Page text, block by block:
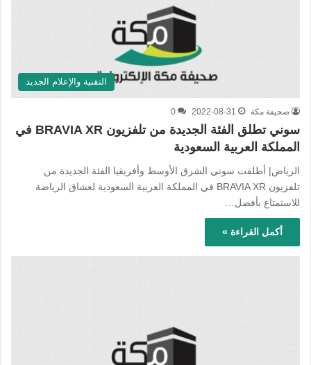
التقنية والإعلام الجديد
صحيفة مكة 2022-08-31
0
سوني تطلق الفئة الجديدة من تلفزيون BRAVIA XR في
المملكة العربية السعودية
الرياض| أطلقت سوني الشرق الأوسط وأفريقيا الفئة الجديدة من
تلفزيون BRAVIA XR في المملكة العربية السعودية لعشاق الرياضة
للاستمتاع بأفضل…
أكمل القراءة »